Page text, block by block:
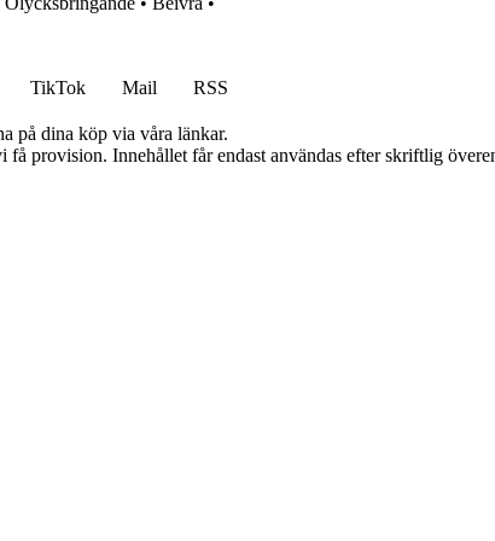
TikTok Mail
RSS
på dina köp via våra länkar.
provision. Innehållet får endast användas efter skriftlig